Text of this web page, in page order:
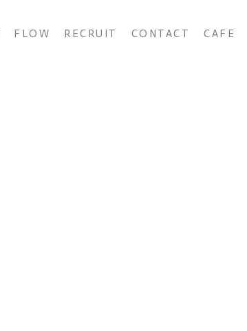
FLOW RECRUIT CONTACT CAFE